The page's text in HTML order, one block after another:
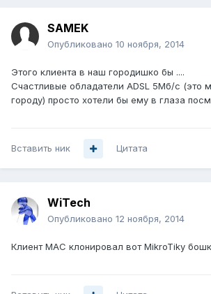
SAMEK
Опубликовано 10 ноября, 2014
Этого клиента в наш городишко бы ....
Счастливые обладатели ADSL 5Мб/с (это
городу) просто хотели бы ему в глаза
Вставить ник Цитата
WiTech
Опубликовано 12 ноября, 2014
Клиент MAC клонировал вот MikroTikу